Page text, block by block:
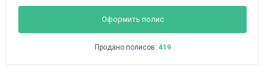
Оформить полис
Продано полисов: 419